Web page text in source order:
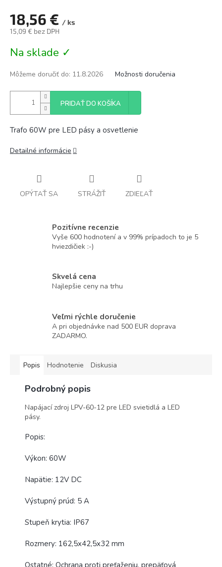
18,56 € / ks
15,09 € bez DPH
cena:
Na sklade ✓
Môžeme doručiť do: 11.8.2026 Možnosti doručenia
PRIDAŤ DO KOŠÍKA
Trafo 60W pre LED pásy a osvetlenie
Detailné informácie
OPÝTAŤ SA STRÁŽIŤ ZDIEĽAŤ
Pozitívne recenzie
Vyše 600 hodnotení a v 99% prípadoch to je 5
hviezdičiek :-)
Skvelá cena
Najlepšie ceny na trhu
Veľmi rýchle doručenie
A pri objednávke nad 500 EUR doprava
ZADARMO.
Popis Hodnotenie Diskusia
Podrobný popis
Napájací zdroj LPV-60-12 pre LED svietidlá a LED
pásy.
Popis:
Výkon: 60W
Napätie: 12V DC
Výstupný prúd: 5 A
Stupeň krytia: IP67
Rozmery: 162,5x42,5x32 mm
Ostatné: Ochrana proti preťaženiu, prepäťová